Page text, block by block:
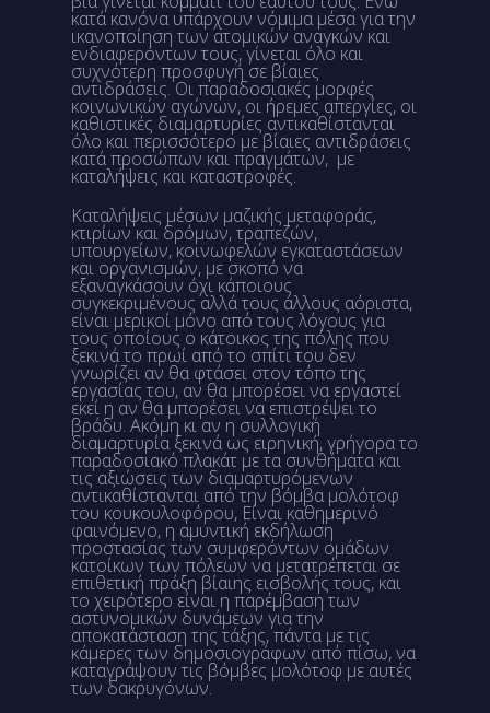
κατά κανόνα υπάρχουν νόμιμα μέσα για την
ικανοποίηση των ατομικών αναγκών και
ενδιαφερόντων τους, γίνεται όλο και
συχνότερη προσφυγή σε βίαιες
αντιδράσεις. Οι παραδοσιακές μορφές
κοινωνικών αγώνων, οι ήρεμες απεργίες, οι
καθιστικές διαμαρτυρίες αντικαθίστανται
όλο και περισσότερο με βίαιες αντιδράσεις
κατά προσώπων και πραγμάτων, με
καταλήψεις και καταστροφές.
Καταλήψεις μέσων μαζικής μεταφοράς,
κτιρίων και δρόμων, τραπεζών,
υπουργείων, κοινωφελών εγκαταστάσεων
και οργανισμών, με σκοπό να
εξαναγκάσουν όχι κάποιους
συγκεκριμένους αλλά τους άλλους αόριστα,
είναι μερικοί μόνο από τους λόγους για
τους οποίους ο κάτοικος της πόλης που
ξεκινά το πρωί από το σπίτι του δεν
γνωρίζει αν θα φτάσει στον τόπο της
εργασίας του, αν θα μπορέσει να εργαστεί
εκεί η αν θα μπορέσει να επιστρέψει το
βράδυ. Ακόμη κι αν η συλλογική
διαμαρτυρία ξεκινά ως ειρηνική, γρήγορα το
παραδοσιακό πλακάτ με τα συνθήματα και
τις αξιώσεις των διαμαρτυρόμενων
αντικαθίστανται από την βόμβα μολότοφ
του κουκουλοφόρου, Είναι καθημερινό
φαινόμενο, η αμυντική εκδήλωση
προστασίας των συμφερόντων ομάδων
κατοίκων των πόλεων να μετατρέπεται σε
επιθετική πράξη βίαιης εισβολής τους, και
το χειρότερο είναι η παρέμβαση των
αστυνομικών δυνάμεων για την
αποκατάσταση της τάξης, πάντα με τις
κάμερες των δημοσιογράφων από πίσω, να
καταγράψουν τις βόμβες μολότοφ με αυτές
των δακρυγόνων.